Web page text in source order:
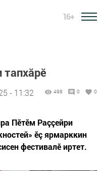
16+
тапхăрӗ
- 11:32 498 0 0
Пӗтӗм Раççейри
ӗç ярмарккин
фестивалӗ иртет.